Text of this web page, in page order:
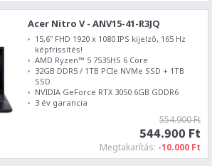
Acer Nitro V - ANV15-41-R3JQ
15,6" FHD 1920 x 1080 IPS kijelző, 165 Hz
képfrissítés!
AMD Ryzen™ 5 7535HS 6 Core
32GB DDR5 / 1TB PCIe NVMe SSD + 1TB
SSD
NVIDIA GeForce RTX 3050 6GB GDDR6
3 év garancia
554.900 Ft
544.900 Ft
Megtakarítás: -10.000 Ft